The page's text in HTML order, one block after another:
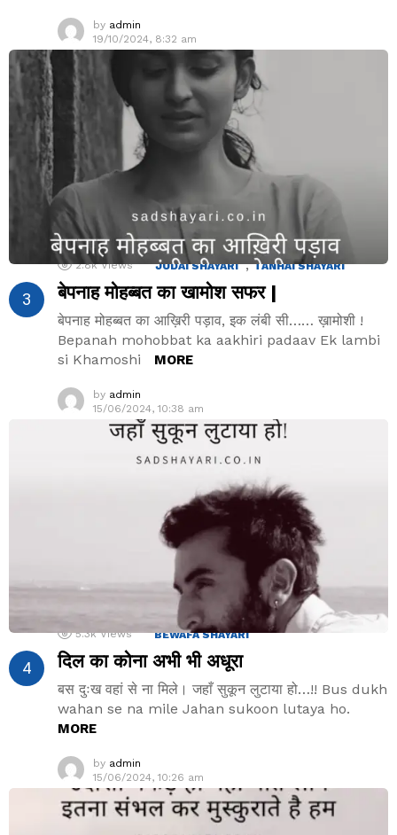
by admin
19/10/2024, 8:32 am
2.8k Views JUDAI SHAYARI ,TANHAI SHAYARI
बेपनाह मोहब्बत का खामोश सफर |
बेपनाह मोहब्बत का आख़िरी पड़ाव, इक लंबी सी…… ख़ामोशी !
Bepanah mohobbat ka aakhiri padaav Ek lambi
si Khamoshi MORE
by admin
15/06/2024, 10:38 am
5.3k Views BEWAFA SHAYARI
दिल का कोना अभी भी अधूरा
बस दुःख वहां से ना मिले। जहाँ सुकून लुटाया हो…!! Bus dukh
wahan se na mile Jahan sukoon lutaya ho.
MORE
by admin
15/06/2024, 10:26 am